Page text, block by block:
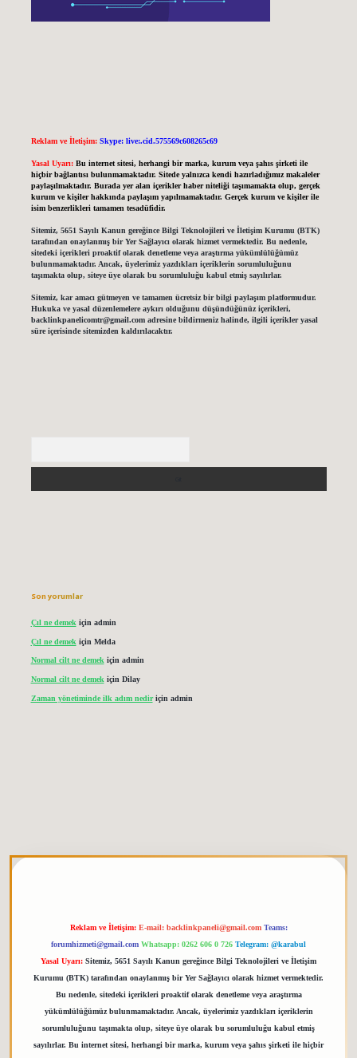
Reklam ve İletişim: Skype: live:.cid.575569c608265c69
Yasal Uyarı: Bu internet sitesi, herhangi bir marka, kurum veya şahıs şirketi ile
hiçbir bağlantısı bulunmamaktadır. Sitede yalnızca kendi hazırladığımız makaleler
paylaşılmaktadır. Burada yer alan içerikler haber niteliği taşımamakta olup, gerçek
kurum ve kişiler hakkında paylaşım yapılmamaktadır. Gerçek kurum ve kişiler ile
isim benzerlikleri tamamen tesadüfidir.
Sitemiz, 5651 Sayılı Kanun gereğince Bilgi Teknolojileri ve İletişim Kurumu (BTK)
tarafından onaylanmış bir Yer Sağlayıcı olarak hizmet vermektedir. Bu nedenle,
sitedeki içerikleri proaktif olarak denetleme veya araştırma yükümlülüğümüz
bulunmamaktadır. Ancak, üyelerimiz yazdıkları içeriklerin sorumluluğunu
taşımakta olup, siteye üye olarak bu sorumluluğu kabul etmiş sayılırlar.
Sitemiz, kar amacı gütmeyen ve tamamen ücretsiz bir bilgi paylaşım platformudur.
Hukuka ve yasal düzenlemelere aykırı olduğunu düşündüğünüz içerikleri,
backlinkpanelicomtr@gmail.comadresine bildirmeniz halinde, ilgili içerikler yasal
süre içerisinde sitemizden kaldırılacaktır.
Son yorumlar
Çıl ne demek için admin
Çıl ne demek için Melda
Normal cilt ne demekiçin admin
Normal cilt ne demek için Dilay
Zaman yönetiminde ilk adım nediriçin admin
Reklam ve İletişim: E-mail: backlinkpaneli@gmail.com Teams:
forumhizmeti@gmail.com Whatsapp: 0262 606 0 726 Telegram: @karabul
Yasal Uyarı: Sitemiz, 5651 Sayılı Kanun gereğince Bilgi Teknolojileri ve İletişim
Kurumu (BTK) tarafından onaylanmış bir Yer Sağlayıcı olarak hizmet vermektedir.
Bu nedenle, sitedeki içerikleri proaktif olarak denetleme veya araştırma
yükümlülüğümüz bulunmamaktadır. Ancak, üyelerimiz yazdıkları içeriklerin
sorumluluğunu taşımakta olup, siteye üye olarak bu sorumluluğu kabul etmiş
sayılırlar. Bu internet sitesi, herhangi bir marka, kurum veya şahıs şirketi ile hiçbir